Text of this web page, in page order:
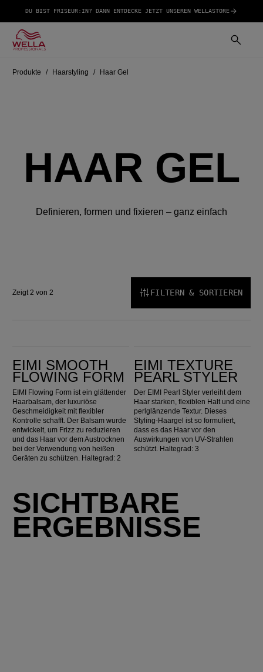
DU BIST FRISEUR:IN? DANN ENTDECKE JETZT UNSEREN WELLASTORE
Produkte Haarstyling Haar Gel
HAAR GEL
Definieren, formen und fixieren – ganz einfach
Zeigt 2 von 2 FILTERN & SORTIEREN
EIMI SMOOTH
FLOWING FORM
EIMI Flowing Form ist ein glättender
Haarbalsam, der luxuriöse
Geschmeidigkeit mit flexibler
Kontrolle schafft. Der Balsam wurde
entwickelt, um Frizz zu reduzieren
und das Haar vor dem Austrocknen
bei der Verwendung von heißen
Geräten zu schützen. Haltegrad: 2
EIMI TEXTURE
PEARL STYLER
Der EIMI Pearl Styler verleiht dem
Haar starken, flexiblen Halt und eine
perlglänzende Textur. Dieses
Styling-Haargel ist so formuliert,
dass es das Haar vor den
Auswirkungen von UV-Strahlen
schützt. Haltegrad: 3
SICHTBARE
ERGEBNISSE